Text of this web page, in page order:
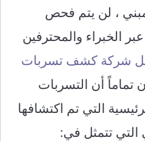
، لن يتم فحص
الخبراء والمحترفين
شركة كشف تسربات
تماماً أن التسربات
التي تم اكتشافها
تتمثل في: